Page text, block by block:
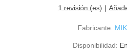
1 revisión (es)
Fabricante:
Disponibilidad: